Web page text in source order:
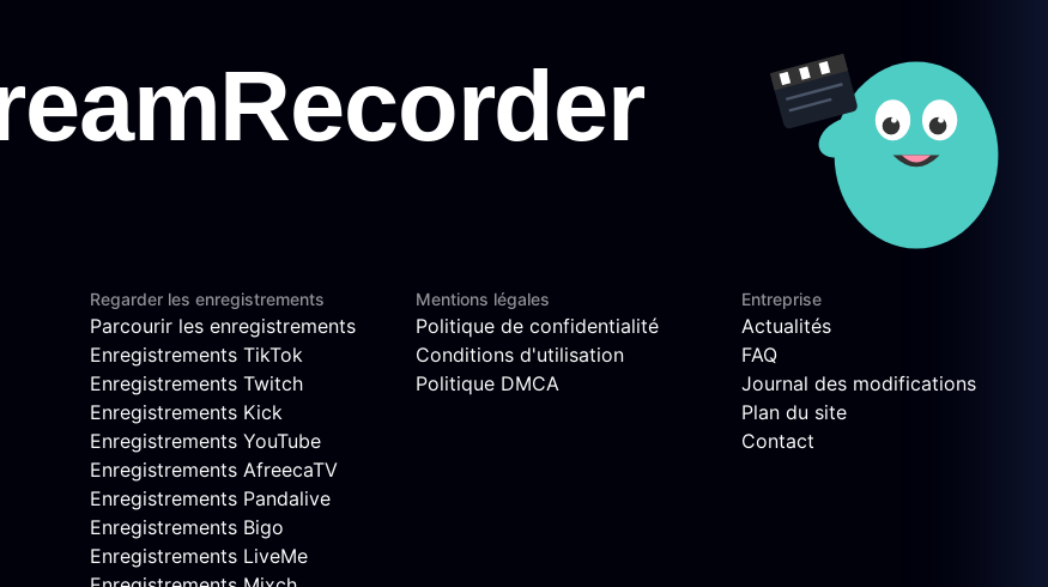
Regarder les enregistrements
Parcourir les enregistrements
Enregistrements TikTok
Enregistrements Twitch
Enregistrements Kick
Enregistrements YouTube
Enregistrements AfreecaTV
Enregistrements Pandalive
Enregistrements Bigo
Enregistrements LiveMe
Mentions légales
Politique de confidentialité
Conditions d'utilisation
Politique DMCA
Entreprise
Actualités
FAQ
Journal des modifications
Plan du site
Contact